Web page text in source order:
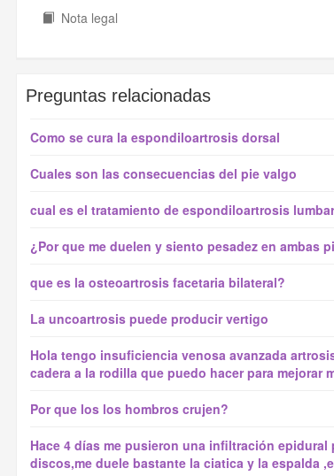
Nota legal
Preguntas relacionadas
Como se cura la espondiloartrosis dorsal
Cuales son las consecuencias del pie valgo
cual es el tratamiento de espondiloartrosis
¿Por que me duelen y siento pesadez en ambas
que es la osteoartrosis facetaria bilateral?
La uncoartrosis puede producir vertigo
Hola tengo insuficiencia venosa avanzada
cadera a la rodilla que puedo hacer para mejorar
Por que los los hombros crujen?
Hace 4 días me pusieron una infiltración
discos,me duele bastante la ciatica y la espalda